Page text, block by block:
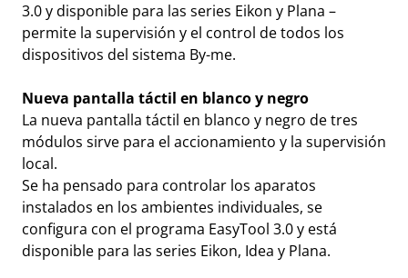
3.0 y disponible para las series Eikon y Plana –
permite la supervisión y el control de todos los
dispositivos del sistema By-me.
Nueva pantalla táctil en blanco y negro
La nueva pantalla táctil en blanco y negro de tres
módulos sirve para el accionamiento y la supervisión
local.
Se ha pensado para controlar los aparatos
instalados en los ambientes individuales, se
configura con el programa EasyTool 3.0 y está
disponible para las series Eikon, Idea y Plana.